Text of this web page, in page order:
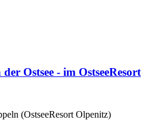
Ostsee - im OstseeResort
(OstseeResort Olpenitz)